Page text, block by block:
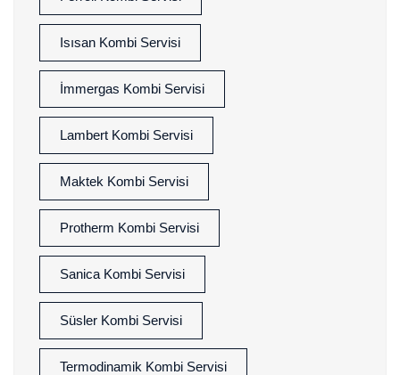
Isısan Kombi Servisi
İmmergas Kombi Servisi
Lambert Kombi Servisi
Maktek Kombi Servisi
Protherm Kombi Servisi
Sanica Kombi Servisi
Süsler Kombi Servisi
Termodinamik Kombi Servisi